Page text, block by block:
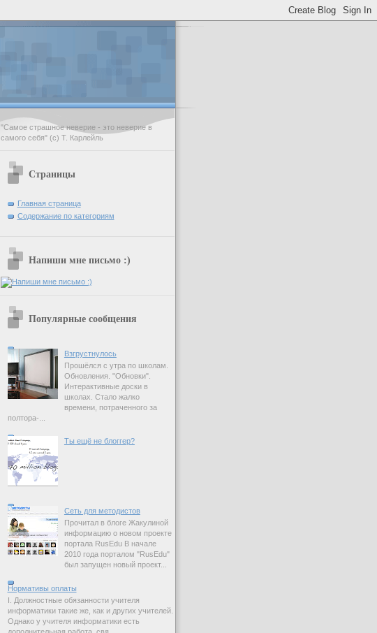
"Самое страшное неверие - это неверие в
самого себя" (с) Т. Карлейль
Страницы
Главная страница
Содержание по категориям
Напиши мне письмо :)
Популярные сообщения
Взгрустнулось
Прошёлся с утра по школам.
Обновления. "Обновки".
Интерактивные доски в
школах. Стало жалко
времени, потраченного за
полтора-...
Ты ещё не блоггер?
Сеть для методистов
Прочитал в блоге Жакулиной
информацию о новом проекте
портала RusEdu В начале
2010 года порталом "RusEdu"
был запущен новый проект...
Нормативы оплаты
I. Должностные обязанности учителя
информатики такие же, как и других учителей.
Однако у учителя информатики есть